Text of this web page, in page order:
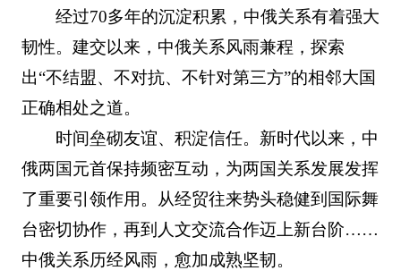
经过70多年的沉淀积累，中俄关系有着强大
韧性。建交以来，中俄关系风雨兼程，探索
出“不结盟、不对抗、不针对第三方”的相邻大国
正确相处之道。
时间垒砌友谊、积淀信任。新时代以来，中
俄两国元首保持频密互动，为两国关系发展发挥
了重要引领作用。从经贸往来势头稳健到国际舞
台密切协作，再到人文交流合作迈上新台阶……
中俄关系历经风雨，愈加成熟坚韧。